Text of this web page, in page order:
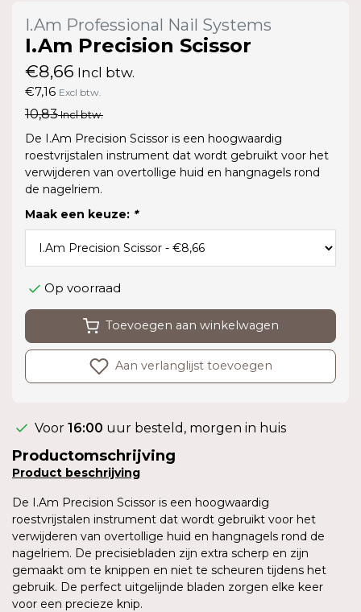
I.Am Professional Nail Systems
I.Am Precision Scissor
€8,66 Incl btw.
€7,16 Excl btw.
10,83Incl btw.
De I.Am Precision Scissor is een hoogwaardig
roestvrijstalen instrument dat wordt gebruikt voor het
verwijderen van overtollige huid en hangnagels rond
de nagelriem.
Maak een keuze: *
Op voorraad
Toevoegen aan winkelwagen
Aan verlanglijst toevoegen
Voor 16:00 uur besteld, morgen in huis
Productomschrijving
Product beschrijving
De I.Am Precision Scissor is een hoogwaardig
roestvrijstalen instrument dat wordt gebruikt voor het
verwijderen van overtollige huid en hangnagels rond de
nagelriem. De precisiebladen zijn extra scherp en zijn
gemaakt om te knippen en niet te scheuren tijdens het
gebruik. De perfect uitgelijnde bladen zorgen elke keer
voor een precieze knip.